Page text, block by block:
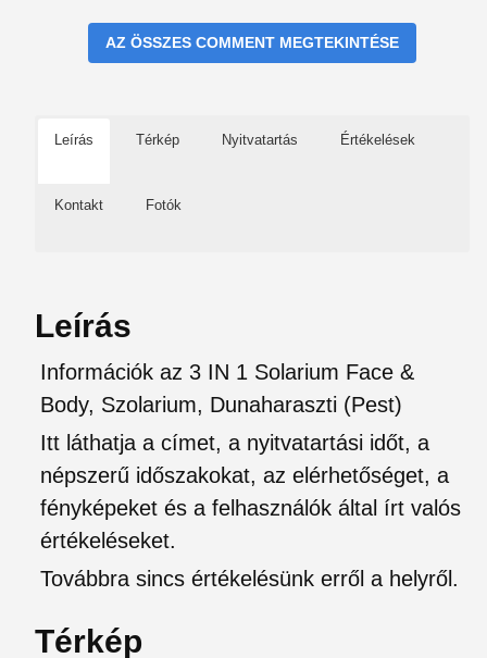
AZ ÖSSZES COMMENT MEGTEKINTÉSE
Leírás Térkép Nyitvatartás Értékelések
Kontakt Fotók
Leírás
Információk az 3 IN 1 Solarium Face &
Body, Szolarium, Dunaharaszti (Pest)
Itt láthatja a címet, a nyitvatartási időt, a
népszerű időszakokat, az elérhetőséget, a
fényképeket és a felhasználók által írt valós
értékeléseket.
Továbbra sincs értékelésünk erről a helyről.
Térkép